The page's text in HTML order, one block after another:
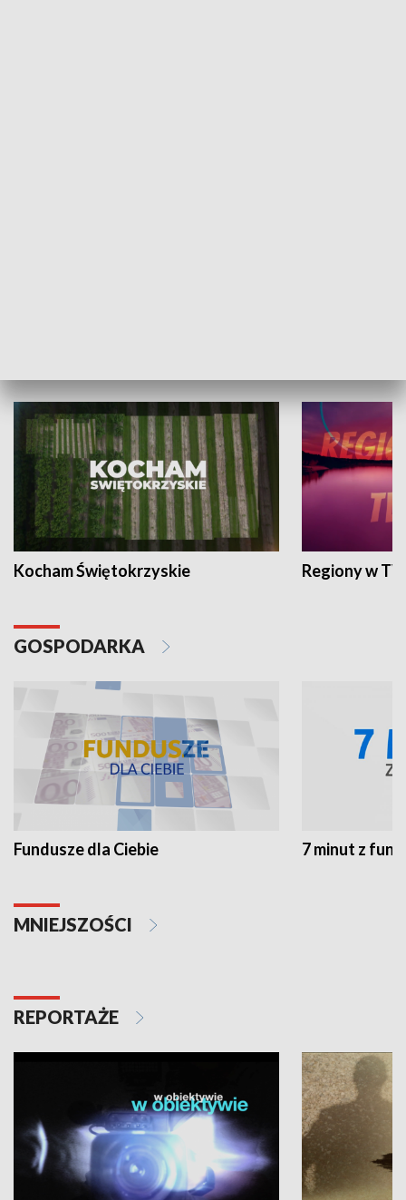
Kocham Świętokrzyskie Regiony w
GOSPODARKA
Fundusze dla Ciebie 7 minut z
MNIEJSZOŚCI
REPORTAŻE